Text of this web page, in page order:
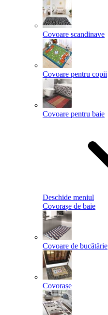
Covoare scandinave
Covoare pentru copii
Covoare pentru baie
Deschide meniul
Covorașe de baie
Covoare de bucătărie
Covorașe